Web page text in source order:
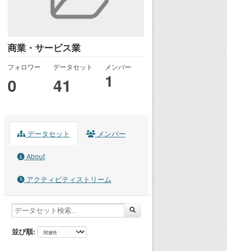
商業・サービス業
フォロワー
0
データセット
41
メンバー
1
データセット メンバー
About
アクティビティストリーム
並び順